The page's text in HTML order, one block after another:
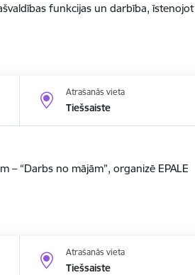
funkcijas un darbība, īstenojot
Atrašanās vieta
Tiešsaiste
– “Darbs no mājām”, organizē EPALE
Atrašanās vieta
Tiešsaiste